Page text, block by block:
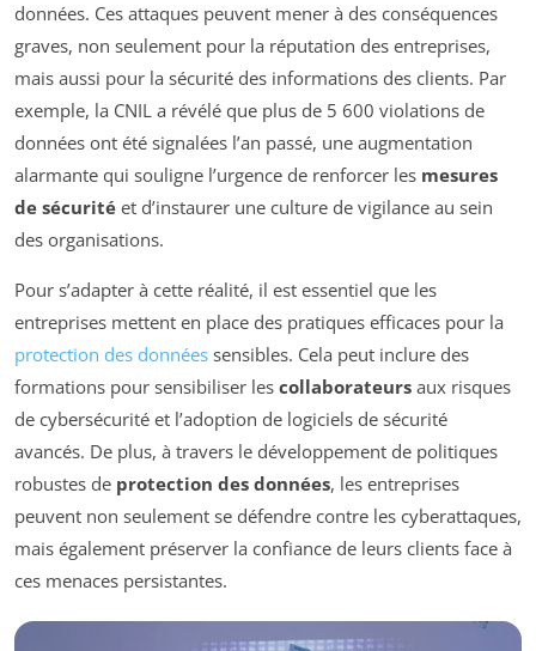
données. Ces attaques peuvent mener à des conséquences
graves, non seulement pour la réputation des entreprises,
mais aussi pour la sécurité des informations des clients. Par
exemple, la CNIL a révélé que plus de 5 600 violations de
données ont été signalées l’an passé, une augmentation
alarmante qui souligne l’urgence de renforcer les mesures
de sécurité et d’instaurer une culture de vigilance au sein
des organisations.
Pour s’adapter à cette réalité, il est essentiel que les
entreprises mettent en place des pratiques efficaces pour la
protection des données sensibles. Cela peut inclure des
formations pour sensibiliser les collaborateurs aux risques
de cybersécurité et l’adoption de logiciels de sécurité
avancés. De plus, à travers le développement de politiques
robustes de protection des données, les entreprises
peuvent non seulement se défendre contre les cyberattaques,
mais également préserver la confiance de leurs clients face à
ces menaces persistantes.